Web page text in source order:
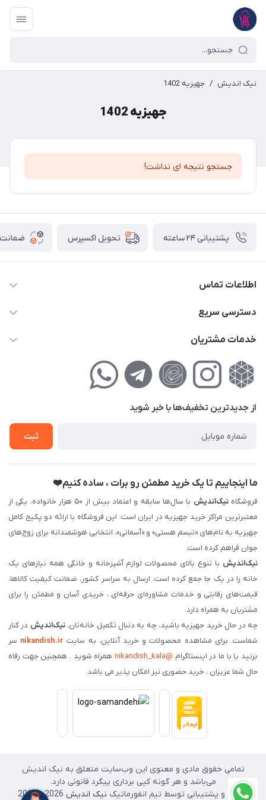
نیک اندیش / جهیزیه 1402
جهیزیه 1402
جستجو نتیجه ای نداشت!
پشتیبانی ۲۴ ساعته تحویل اکسپرس ضمانت
اطلاعات تماس
02177111474
کوچه گلریز 4 غربی ، پلاک 13
دسترسی سریع
حساب کاربری
لیست محصولات
خدمات مشتریان
راهنمای‌خرید‌آنلاین
حریم خصوصی
فروش‌اقساطی
از جدید‌ترین تخفیف‌ها با‌ خبر شوید
ثبت
ما اینجاییم تا یک خرید مطمئن رو برات ، ساده کنیم❤️
فروشگاهنیک‌اندیش
با سال‌ها سابقه و اعتماد بیش از ۵۰ هزار خانواده، یکی از
معتبرترین مراکز خرید جهیزیه در ایران است. این فروشگاه با ارائه دو پکیج کامل
جهیزیه به نام‌های «تبسم هستی» و «آسمانی»، انتخابی هوشمندانه برای زوج‌های
جوان فراهم کرده است.
نیک‌اندیش با تنوع بالای محصولات لوازم آشپزخانه و خانگی همه نیازهای یک
خانه را در یک جا جمع کرده است. ارسال به سراسر کشور، ضمانت کیفیت کالاها،
قیمت‌های رقابتی و خدمات مشاوره‌ای حرفه‌ای ، خریدی آسان و مطمئن را برای
مشتریان به همراه دارد.
چه در حال خرید جهیزیه باشید، چه به دنبال تکمیل خانه‌تان،نیک‌اندیش در کنار
شماست. برای مشاهده محصولات و خرید آنلاین، به سایت nikandish.ir سر
بزنید یا با ما در اینستاگرام @nikandish_kala
همراه شوید . همچنین جهت رفاه
حال شما عزیزان ، خرید حضوری نیز امکان پذیر می باشد.
تمامی حقوق مادی و معنوی این وب‌سایت متعلق به نیک اندیش
می‌باشد و هر گونه کپی برداری پیگرد قانونی دارد.
طراحی و پشتیبانی توسط تیم انفورماتیک نیک اندیش 2026 - 2025